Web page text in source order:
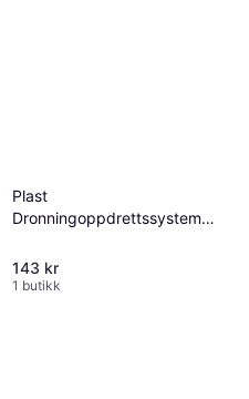
Plast
Dronningoppdrettssystem
143 kr
1 butikk